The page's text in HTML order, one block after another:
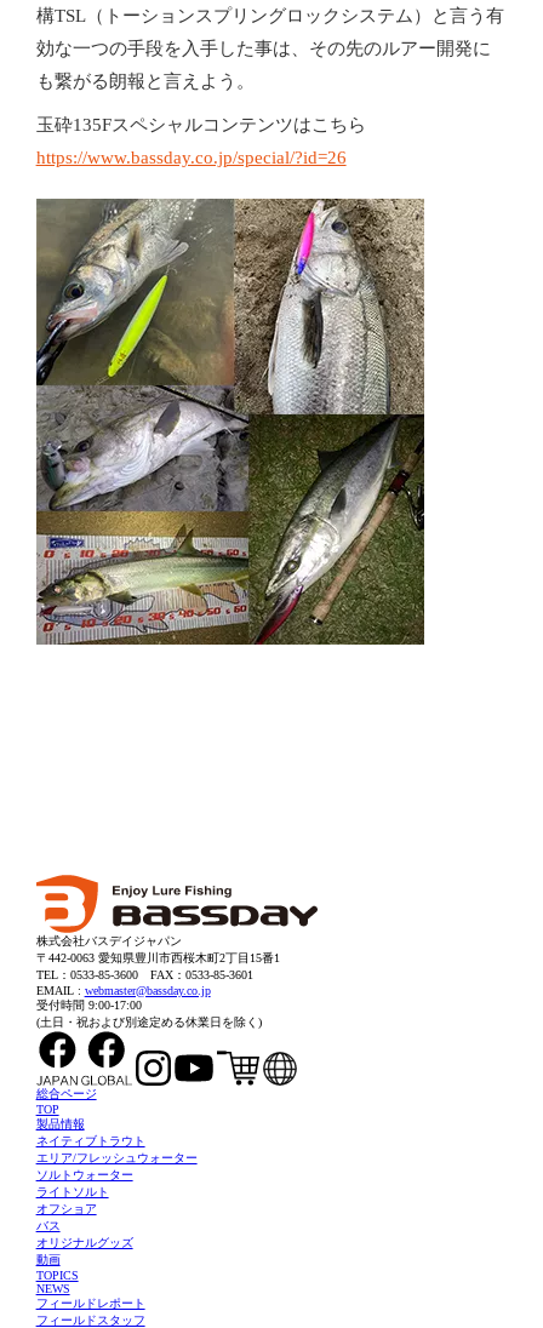
構TSL（トーションスプリングロックシステム）と言う有
効な一つの手段を入手した事は、その先のルアー開発に
も繋がる朗報と言えよう。
玉砕135Fスペシャルコンテンツはこちら
https://www.bassday.co.jp/special/?id=26
株式会社バスデイジャパン
〒442-0063 愛知県豊川市西桜木町2丁目15番1
TEL：0533-85-3600 FAX：0533-85-3601
EMAIL : webmaster@bassday.co.jp
受付時間 9:00-17:00
(土日・祝および別途定める休業日を除く)
総合ページ
TOP
製品情報
ネイティブトラウト
エリア/フレッシュウォーター
ソルトウォーター
ライトソルト
オフショア
バス
オリジナルグッズ
動画
TOPICS
NEWS
フィールドレポート
フィールドスタッフ